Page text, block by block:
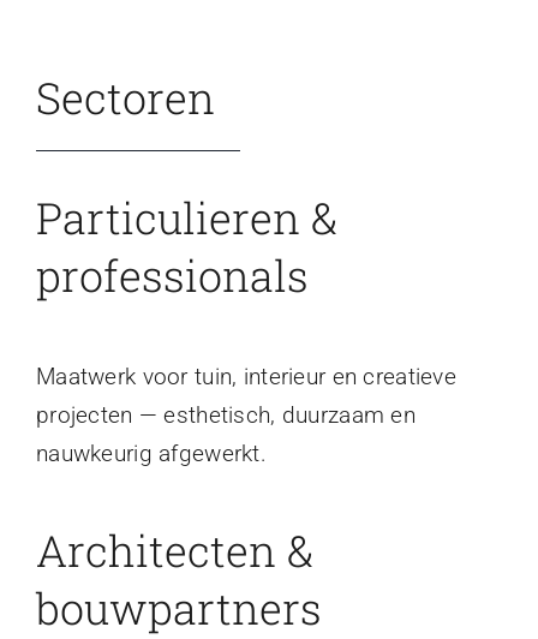
Sectoren
Particulieren &
professionals
Maatwerk voor tuin, interieur en creatieve
projecten — esthetisch, duurzaam en
nauwkeurig afgewerkt.
Architecten &
bouwpartners